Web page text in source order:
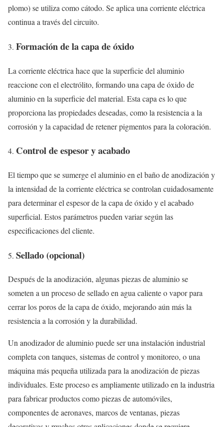
plomo) se utiliza como cátodo. Se aplica una corriente eléctrica
continua a través del circuito.
Formación de la capa de óxido
La corriente eléctrica hace que la superficie del aluminio
reaccione con el electrólito, formando una capa de óxido de
aluminio en la superficie del material. Esta capa es lo que
proporciona las propiedades deseadas, como la resistencia a la
corrosión y la capacidad de retener pigmentos para la coloración.
Control de espesor y acabado
El tiempo que se sumerge el aluminio en el baño de anodización y
la intensidad de la corriente eléctrica se controlan cuidadosamente
para determinar el espesor de la capa de óxido y el acabado
superficial. Estos parámetros pueden variar según las
especificaciones del cliente.
Sellado (opcional)
Después de la anodización, algunas piezas de aluminio se
someten a un proceso de sellado en agua caliente o vapor para
cerrar los poros de la capa de óxido, mejorando aún más la
resistencia a la corrosión y la durabilidad.
Un anodizador de aluminio puede ser una instalación industrial
completa con tanques, sistemas de control y monitoreo, o una
máquina más pequeña utilizada para la anodización de piezas
individuales. Este proceso es ampliamente utilizado en la industria
para fabricar productos como piezas de automóviles,
componentes de aeronaves, marcos de ventanas, piezas